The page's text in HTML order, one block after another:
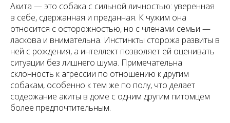
Акита — это собака с сильной личностью: уверенная
в себе, сдержанная и преданная. К чужим она
относится с осторожностью, но с членами семьи —
ласкова и внимательна. Инстинкты сторожа развиты в
ней с рождения, а интеллект позволяет ей оценивать
ситуации без лишнего шума. Примечательна
склонность к агрессии по отношению к другим
собакам, особенно к тем же по полу, что делает
содержание акиты в доме с одним другим питомцем
более предпочтительным.